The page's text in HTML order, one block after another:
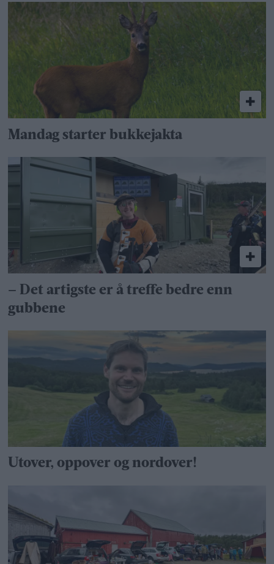
Mandag starter bukkejakta
– Det artigste er å treffe bedre enn
gubbene
Utover, oppover og nordover!